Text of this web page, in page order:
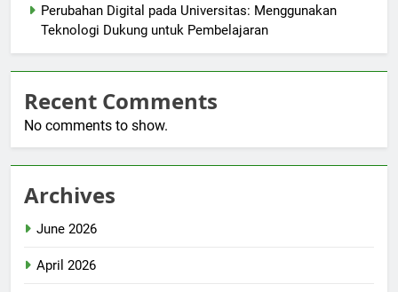
Perubahan Digital pada Universitas: Menggunakan
Teknologi Dukung untuk Pembelajaran
Recent Comments
No comments to show.
Archives
June 2026
April 2026